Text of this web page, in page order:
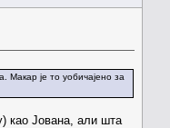
Макар је то уобичајено за
као Јована, али шта